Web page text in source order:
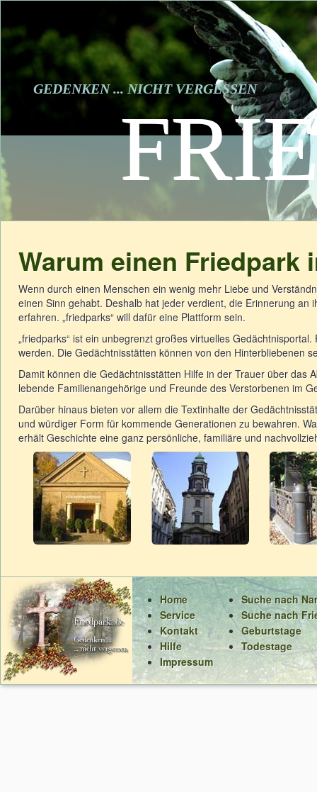
GEDENKEN ... NICHT VERGESSEN
Warum einen Friedpark
Wenn durch einen Menschen ein wenig mehr Liebe und
einen Sinn gehabt. Deshalb hat jeder verdient, die Erinnerung
erfahren. „friedparks“ will dafür eine Plattform sein.
„friedparks“ ist ein unbegrenzt großes virtuelles
werden. Die Gedächtnisstätten können von den Hinterbliebenen
Damit können die Gedächtnisstätten Hilfe in der Trauer über
lebende Familienangehörige und Freunde des Verstorbenen im
Darüber hinaus bieten vor allem die Textinhalte der
und würdiger Form für kommende Generationen zu bewahren.
erhält Geschichte eine ganz persönliche, familiäre und
Home
Service
Kontakt
Hilfe
Impressum
Suche nach
Suche nach
Geburtstage
Todestage